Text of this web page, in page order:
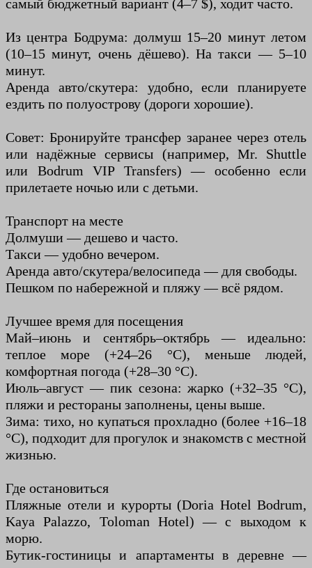
самый бюджетный вариант (4–7 $), ходит часто.
Из центра Бодрума: долмуш 15–20 минут летом
(10–15 минут, очень дёшево). На такси — 5–10
минут.
Аренда авто/скутера: удобно, если планируете
ездить по полуострову (дороги хорошие).
Совет: Бронируйте трансфер заранее через отель
или надёжные сервисы (например, Mr. Shuttle
или Bodrum VIP Transfers) — особенно если
прилетаете ночью или с детьми.
Транспорт на месте
Долмуши — дешево и часто.
Такси — удобно вечером.
Аренда авто/скутера/велосипеда — для свободы.
Пешком по набережной и пляжу — всё рядом.
Лучшее время для посещения
Май–июнь и сентябрь–октябрь — идеально:
теплое море (+24–26 °C), меньше людей,
комфортная погода (+28–30 °C).
Июль–август — пик сезона: жарко (+32–35 °C),
пляжи и рестораны заполнены, цены выше.
Зима: тихо, но купаться прохладно (более +16–18
°C), подходит для прогулок и знакомств с местной
жизнью.
Где остановиться
Пляжные отели и курорты (Doria Hotel Bodrum,
Kaya Palazzo, Toloman Hotel) — с выходом к
морю.
Бутик-гостиницы и апартаменты в деревне —